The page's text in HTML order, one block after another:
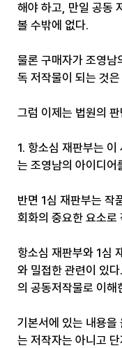
해야 하고, 만일 공동
볼 수밖에 없다.
물론 구매자가 조영남
독 저작물이 되는 것
그럼 이제는 법원의
1. 항소심 재판부는
는 조영남의 아이디어
반면 1심 재판부는 작
회화의 중요한 요소로
항소심 재판부와 1심
와 밀접한 관련이 있
의 공동저작물로 이해
기본서에 있는 내용
는 저작자는 아니고